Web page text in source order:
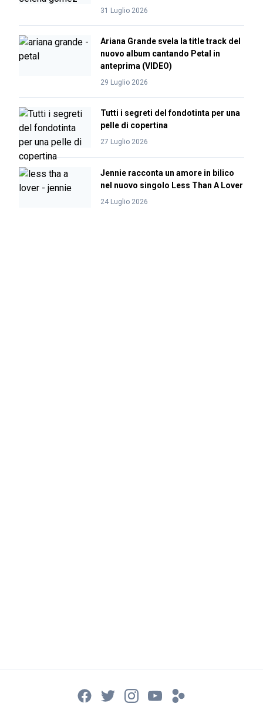
31 Luglio 2026
Ariana Grande svela la title track del
nuovo album cantando Petal in
anteprima (VIDEO)
29 Luglio 2026
Tutti i segreti del fondotinta per una
pelle di copertina
27 Luglio 2026
Jennie racconta un amore in bilico
nel nuovo singolo Less Than A Lover
24 Luglio 2026